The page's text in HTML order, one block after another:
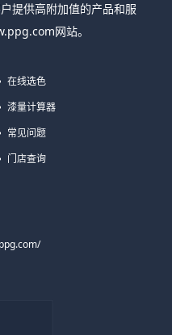
提供高附加值的产品和服
网站。
在线选色
漆量计算器
常见问题
门店查询